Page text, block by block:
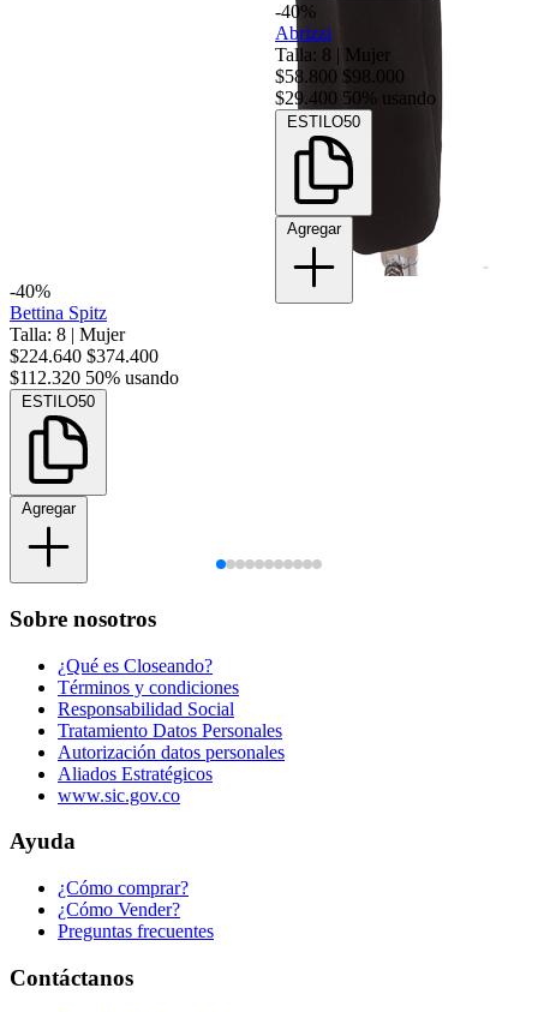
-40%
Bettina Spitz
Talla: 8 | Mujer
$224.640 $374.400
$112.320 50% usando
ESTILO50
Agregar
-40%
Abrizzi
Talla: 8 | Mujer
$58.800 $98.000
$29.400 50% usando
ESTILO50
Agregar
Sobre nosotros
¿Qué es Closeando?
Términos y condiciones
Responsabilidad Social
Tratamiento Datos Personales
Autorización datos personales
Aliados Estratégicos
www.sic.gov.co
Ayuda
¿Cómo comprar?
¿Cómo Vender?
Preguntas frecuentes
Contáctanos